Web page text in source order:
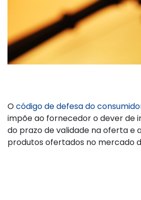
Ocódigo de defesa do
impõe ao fornecedor o dever de
do prazo de validade na oferta e
produtos ofertados no mercado